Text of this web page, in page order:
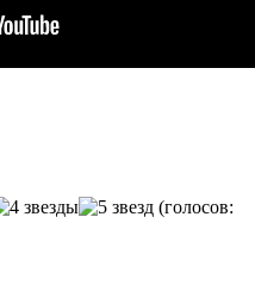
(голосов: